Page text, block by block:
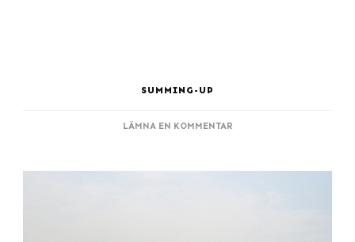
SUMMING-UP
LÄMNA EN KOMMENTARPÅ
SAND